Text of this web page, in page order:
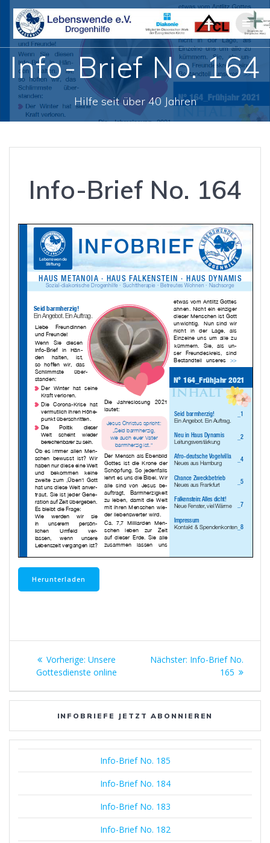
Zum
springen
Info-Brief No. 164
Hilfe seit über 40 Jahren
Info-Brief No. 164
Herunterladen
Beitragsnavigation
Vorherige: Vorheriger
Beitrag:
Unsere
Gottesdienste online
Nächster: Nächster
Info-Brief No.
165
INFOBRIEFE JETZT ABONNIEREN
Info-Brief No. 185
Info-Brief No. 184
Info-Brief No. 183
Info-Brief No. 182